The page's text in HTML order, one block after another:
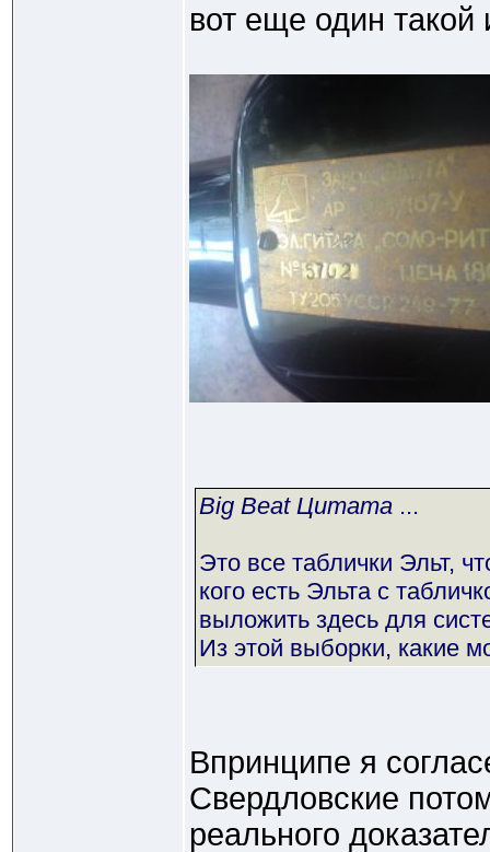
вот еще один
Big Beat Цитата ...
Это все таблички Эльт,
кого есть Эльта с
выложить здесь для
Из этой выборки, какие
Впринципе я
Свердловские
реального